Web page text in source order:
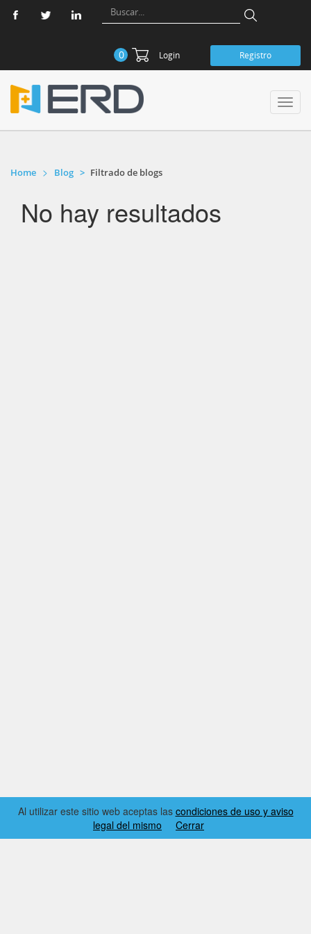
0 Login Registro
Home Blog Filtrado de blogs
No hay resultados
Al utilizar este sitio web aceptas las condiciones de uso y aviso
legal del mismo
Cerrar